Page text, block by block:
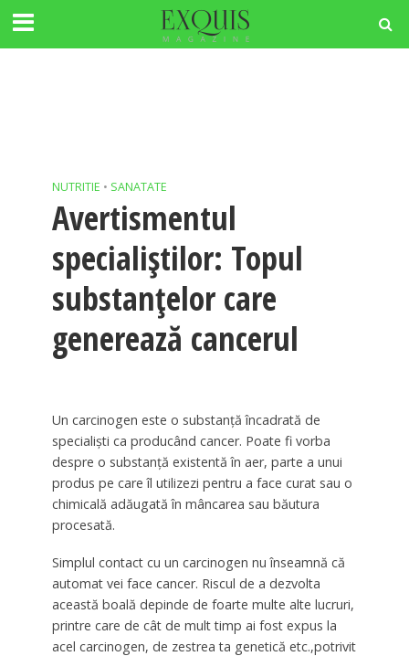
NUTRITIE • SANATATE
Avertismentul
specialiştilor: Topul
substanţelor care
generează cancerul
Un carcinogen este o substanţă încadrată de
specialişti ca producând cancer. Poate fi vorba
despre o substanţă existentă în aer, parte a unui
produs pe care îl utilizezi pentru a face curat sau o
chimicală adăugată în mâncarea sau băutura
procesată.
Simplul contact cu un carcinogen nu înseamnă că
automat vei face cancer. Riscul de a dezvolta
această boală depinde de foarte multe alte lucruri,
printre care de cât de mult timp ai fost expus la
acel carcinogen, de zestrea ta genetică etc.,potrivit